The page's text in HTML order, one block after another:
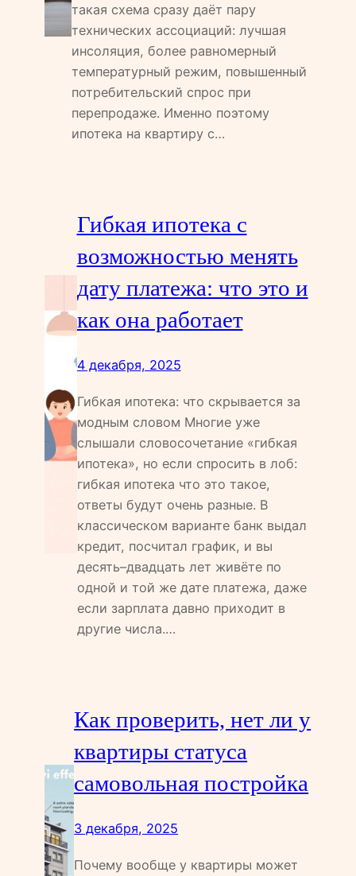
такая схема сразу даёт пару
технических ассоциаций: лучшая
инсоляция, более равномерный
температурный режим, повышенный
потребительский спрос при
перепродаже. Именно поэтому
ипотека на квартиру с…
Гибкая ипотека с
возможностью менять
дату платежа: что это и
как она работает
4 декабря, 2025
Гибкая ипотека: что скрывается за
модным словом Многие уже
слышали словосочетание «гибкая
ипотека», но если спросить в лоб:
гибкая ипотека что это такое,
ответы будут очень разные. В
классическом варианте банк выдал
кредит, посчитал график, и вы
десять–двадцать лет живёте по
одной и той же дате платежа, даже
если зарплата давно приходит в
другие числа.…
Как проверить, нет ли у
квартиры статуса
самовольная постройка
3 декабря, 2025
Почему вообще у квартиры может